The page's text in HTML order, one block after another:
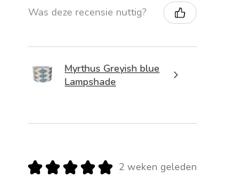
Was deze recensie nuttig?
Myrthus Greyish blue
Lampshade
★ ★ ★ ★ ★ 2 weken geleden